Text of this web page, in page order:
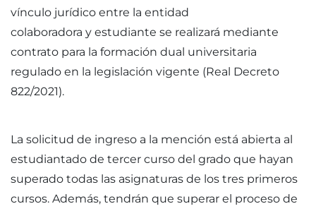
vínculo jurídico entre la entidad
colaboradora y estudiante se realizará mediante
contrato para la formación dual universitaria
regulado en la legislación vigente (Real Decreto
822/2021).
La solicitud de ingreso a la mención está abierta al
estudiantado de tercer curso del grado que hayan
superado todas las asignaturas de los tres primeros
cursos. Además, tendrán que superar el proceso de